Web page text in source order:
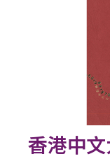
香港中